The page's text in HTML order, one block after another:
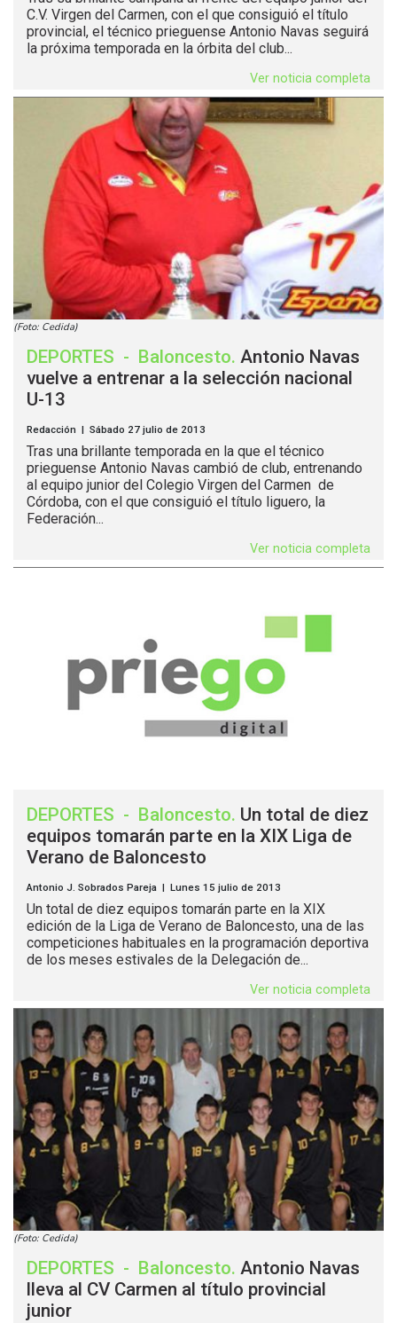
C.V. Virgen del Carmen, con el que consiguió el título
provincial, el técnico prieguense Antonio Navas seguirá
la próxima temporada en la órbita del club...
Ver noticia completa
(Foto: Cedida)
DEPORTES - Baloncesto. Antonio Navas
vuelve a entrenar a la selección nacional
U-13
Redacción | Sábado 27 julio de 2013
Tras una brillante temporada en la que el técnico
prieguense Antonio Navas cambió de club, entrenando
al equipo junior del Colegio Virgen del Carmen de
Córdoba, con el que consiguió el título liguero, la
Federación...
Ver noticia completa
DEPORTES - Baloncesto. Un total de diez
equipos tomarán parte en la XIX Liga de
Verano de Baloncesto
Antonio J. Sobrados Pareja | Lunes 15 julio de 2013
Un total de diez equipos tomarán parte en la XIX
edición de la Liga de Verano de Baloncesto, una de las
competiciones habituales en la programación deportiva
de los meses estivales de la Delegación de...
Ver noticia completa
(Foto: Cedida)
DEPORTES - Baloncesto. Antonio Navas
lleva al CV Carmen al título provincial
junior